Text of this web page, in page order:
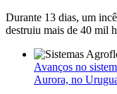
Durante 13 dias, um
destruiu mais de 40 mil
Avanços no
Aurora, no